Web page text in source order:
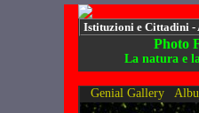
Istituzioni e Cittadini
Photo
La natura e
Genial Gallery